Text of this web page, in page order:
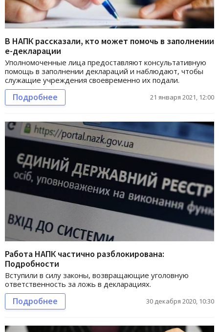
В НАПК рассказали, кто может помочь в заполнении
е-декларации
Уполномоченные лица предоставляют консультативную
помощь в заполнении деклараций и наблюдают, чтобы
служащие учреждения своевременно их подали.
Подробнее 21 января 2021, 12:00
Работа НАПК частично разблокирована:
Подробности
Вступили в силу законы, возвращающие уголовную
ответственность за ложь в декларациях.
Подробнее 30 декабря 2020, 10:30